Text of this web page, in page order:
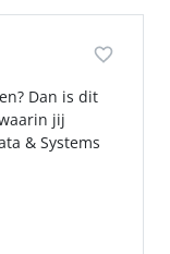
Dan is dit
jij
& Systems